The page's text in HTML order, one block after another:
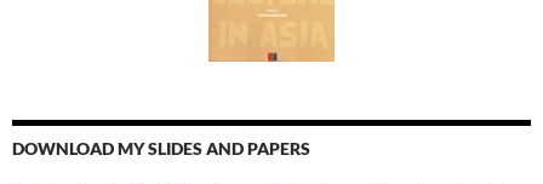
DOWNLOAD MY SLIDES AND PAPERS